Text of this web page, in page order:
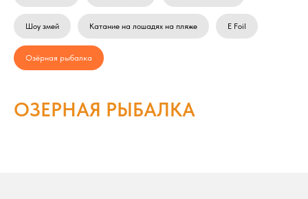
Шоу змей Катание на лошадях на пляже E Foil
Озёрная рыбалка
ОЗЕРНАЯ РЫБАЛКА